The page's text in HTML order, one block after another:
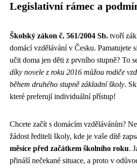
Legislativní rámec a
Školský zákon č. 561/2004 Sb. tvoří
domácí vzdělávání v Česku. Pamatujete
učit doma jen děti z prvního stupně? To
díky novele z roku 2016 můžou rodiče
během druhého stupně základní školy.
které preferují individuální přístup!
Chcete začít s domácím vzděláváním?
žádost řediteli školy, kde je vaše dítě
měsíce před začátkem školního roku.
přináší nečekané situace, a proto v